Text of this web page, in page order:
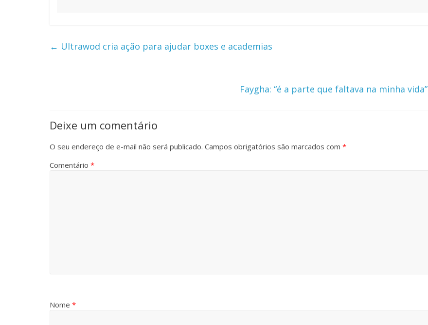
← Ultrawod cria ação para ajudar boxes e academias
Faygha: “é a parte que faltava na minha vida”
Deixe um comentário
O seu endereço de e-mail não será publicado. Campos obrigatórios são marcados com *
Comentário *
Nome *